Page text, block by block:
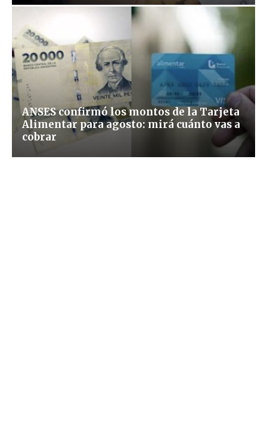
ANSES confirmó los montos de la Tarjeta
Alimentar para agosto: mirá cuánto vas a
cobrar